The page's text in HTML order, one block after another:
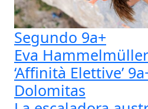
Segundo 9a+
Eva
‘Affinità Elettive’
Dolomitas